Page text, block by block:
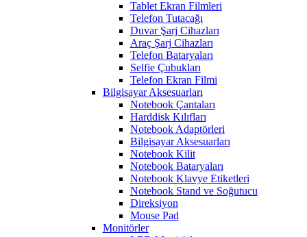
Tablet Ekran Filmleri
Telefon Tutacağı
Duvar Şarj Cihazları
Araç Şarj Cihazları
Telefon Bataryaları
Selfie Çubukları
Telefon Ekran Filmi
Bilgisayar Aksesuarları
Notebook Çantaları
Harddisk Kılıfları
Notebook Adaptörleri
Bilgisayar Aksesuarları
Notebook Kilit
Notebook Bataryaları
Notebook Klavye Etiketleri
Notebook Stand ve Soğutucu
Direksiyon
Mouse Pad
Monitörler